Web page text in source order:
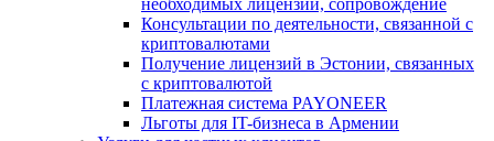
необходимых лицензий, сопровождение
Консультации по деятельности, связанной с
криптовалютами
Получение лицензий в Эстонии, связанных
с криптовалютой
Платежная система PAYONEER
Льготы для IT-бизнеса в Армении